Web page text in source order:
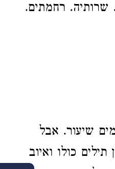
שרותיה. רחמתים.
שיעור. אבל
כולו ואיוב